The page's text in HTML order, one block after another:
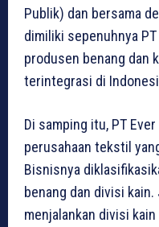
Publik) dan bersama
dimiliki sepenuhnya
produsen benang dan
terintegrasi di
Di samping itu, PT
perusahaan tekstil
Bisnisnya
benang dan divisi
menjalankan divisi